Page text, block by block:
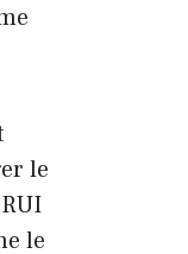
le
le